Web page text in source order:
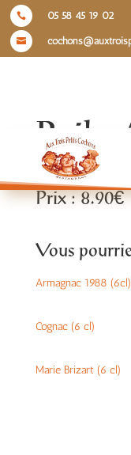
 05 58 45 19 02

Prix : 8.90€
Vous
Armagnac 1988 (6cl)
Cognac (6 cl)
Marie Brizart (6 cl)